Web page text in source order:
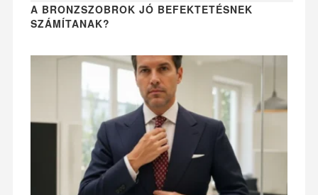
A BRONZSZOBROK JÓ BEFEKTETÉSNEK
SZÁMÍTANAK?